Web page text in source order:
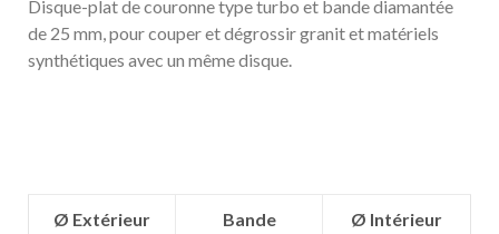
Disque-plat de couronne type turbo et bande diamantée
de 25 mm, pour couper et dégrossir granit et matériels
synthétiques avec un même disque.
Ø Extérieur
Bande
Ø Intérieur